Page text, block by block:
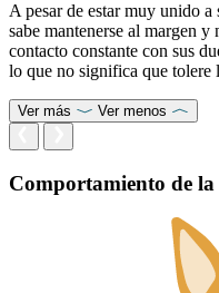
A pesar de estar muy unido a
sabe mantenerse al margen y
contacto constante con sus
lo que no significa que tolere
Ver más Ver menos
Comportamiento de